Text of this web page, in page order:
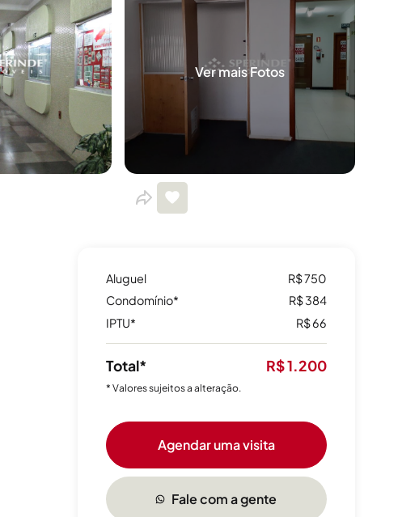
Ver mais Fotos
Aluguel
R$ 750
Condomínio*
R$ 384
IPTU*
R$ 66
Total* R$ 1.200
* Valores sujeitos a alteração.
Agendar uma visita
Fale com a gente